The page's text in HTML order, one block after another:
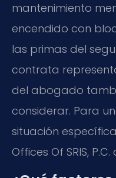
mantenimiento
encendido con
las primas del
contrata
del abogado
considerar. Para
situación
Offices Of SRIS,